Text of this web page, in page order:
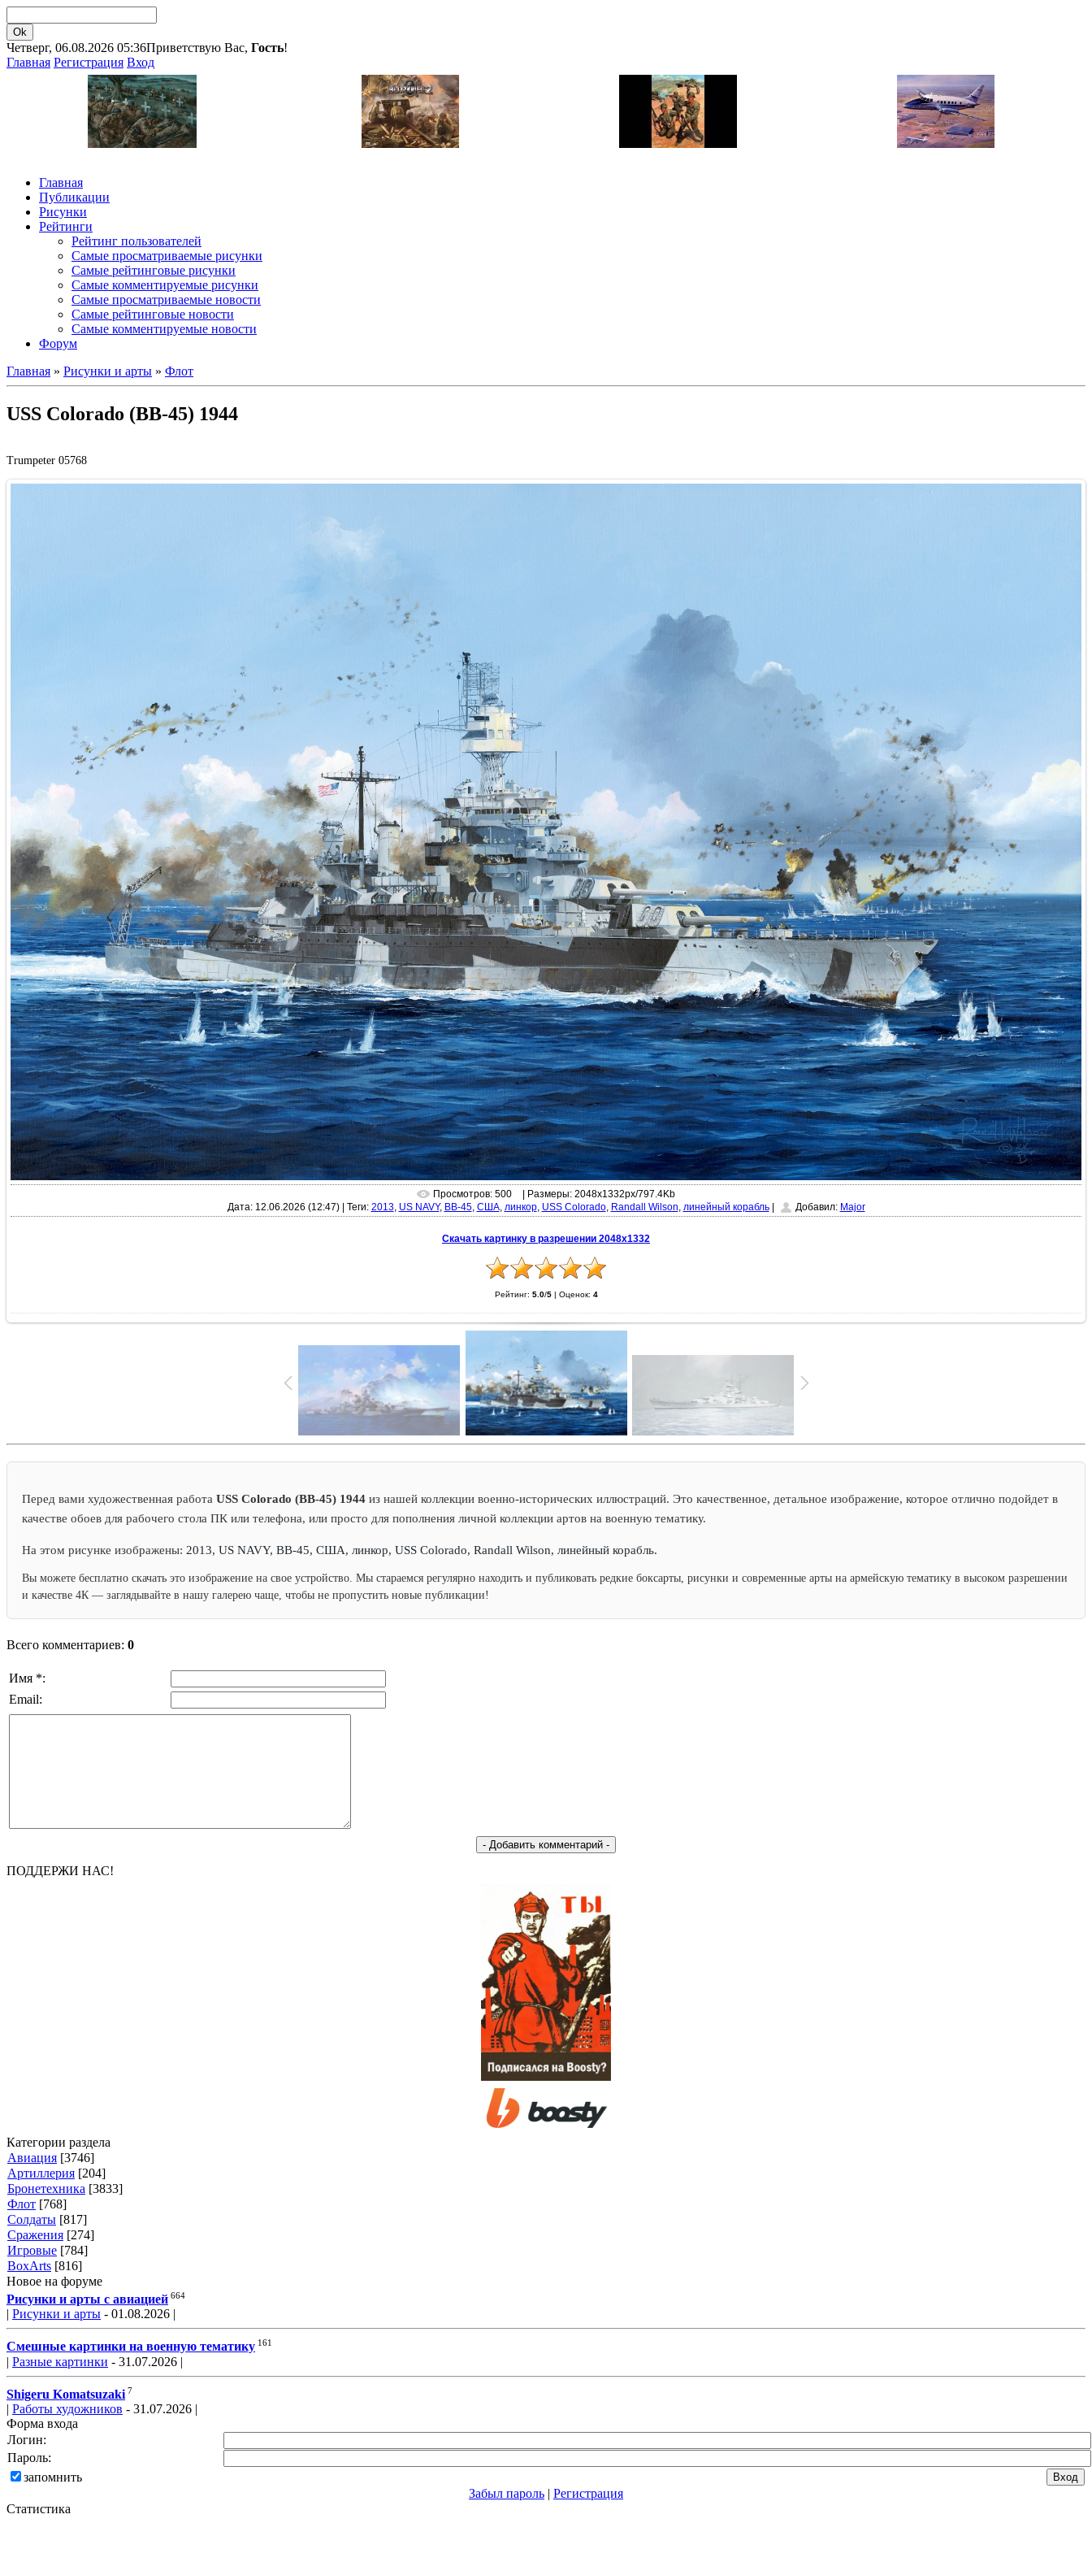
Четверг, 06.08.2026 05:36Приветствую Вас, Гость!
Главная Регистрация Вход
Главная
Публикации
Рисунки
Рейтинги
Рейтинг пользователей
Самые просматриваемые рисунки
Самые рейтинговые рисунки
Самые комментируемые рисунки
Самые просматриваемые новости
Самые рейтинговые новости
Самые комментируемые новости
Форум
Главная » Рисунки и арты » Флот
USS Colorado (BB-45) 1944
Trumpeter 05768
Просмотров: 500
| Размеры: 2048x1332px/797.4Kb
Дата: 12.06.2026 (12:47)| Теги: 2013, US NAVY, BB-45, США, линкор, USS Colorado, Randall Wilson, линейный корабль| Добавил: Major
Скачать картинку в разрешении 2048x1332
Рейтинг: 5.0/5| Оценок: 4
Перед вами художественная работа USS Colorado (BB-45) 1944 из нашей коллекции военно-исторических иллюстраций. Это качественное, детальное изображение, которое отлично подойдет в
качестве обоев для рабочего стола ПК или телефона, или просто для пополнения личной коллекции артов на военную тематику.
На этом рисунке изображены: 2013, US NAVY, BB-45, США, линкор, USS Colorado, Randall Wilson, линейный корабль.
Вы можете бесплатно скачать это изображение на свое устройство. Мы стараемся регулярно находить и публиковать редкие боксарты, рисунки и современные арты на армейскую тематику в высоком разрешении
и качестве 4К — заглядывайте в нашу галерею чаще, чтобы не пропустить новые публикации!
Всего комментариев: 0
Имя *:
Email:
ПОДДЕРЖИ НАС!
Категории раздела
Авиация [3746]
Артиллерия [204]
Бронетехника [3833]
Флот [768]
Солдаты [817]
Сражения [274]
Игровые [784]
BoxArts [816]
Новое на форуме
Рисунки и арты с авиацией 664
| Рисунки и арты - 01.08.2026 |
Смешные картинки на военную тематику 161
| Разные картинки - 31.07.2026 |
Shigeru Komatsuzaki 7
| Работы художников - 31.07.2026 |
Форма входа
Логин:
Пароль:
запомнить
Забыл пароль | Регистрация
Статистика